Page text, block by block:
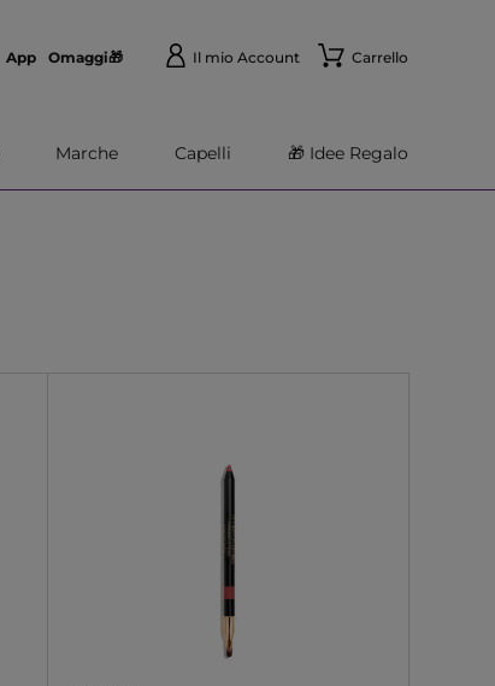
App Omaggi🎁 Il mio Account Carrello
Marche Capelli 🎁 Idee Regalo